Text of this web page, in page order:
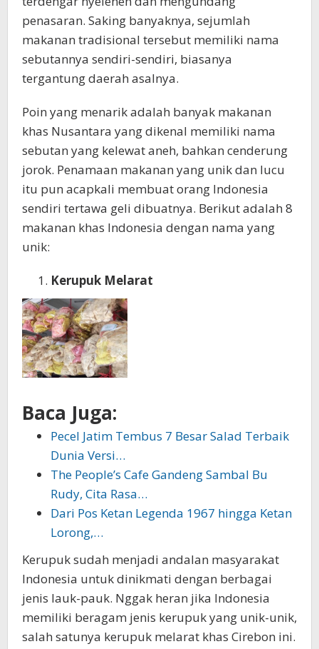
penasaran. Saking banyaknya, sejumlah
makanan tradisional tersebut memiliki nama
sebutannya sendiri-sendiri, biasanya
tergantung daerah asalnya.
Poin yang menarik adalah banyak makanan
khas Nusantara yang dikenal memiliki nama
sebutan yang kelewat aneh, bahkan cenderung
jorok. Penamaan makanan yang unik dan lucu
itu pun acapkali membuat orang Indonesia
sendiri tertawa geli dibuatnya. Berikut adalah 8
makanan khas Indonesia dengan nama yang
unik:
Kerupuk Melarat
Baca Juga:
Pecel Jatim Tembus 7 Besar Salad Terbaik
Dunia Versi…
The People’s Cafe Gandeng Sambal Bu
Rudy, Cita Rasa…
Dari Pos Ketan Legenda 1967 hingga Ketan
Lorong,…
Kerupuk sudah menjadi andalan masyarakat
Indonesia untuk dinikmati dengan berbagai
jenis lauk-pauk. Nggak heran jika Indonesia
memiliki beragam jenis kerupuk yang unik-unik,
salah satunya kerupuk melarat khas Cirebon ini.